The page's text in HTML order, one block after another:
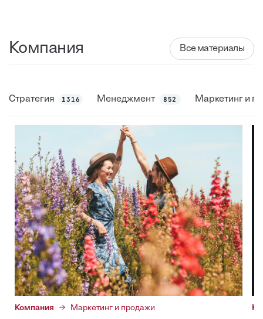
Компания Все материалы
Стратегия 1316 Менеджмент 852 Маркетинг и
Компания Маркетинг и продажи